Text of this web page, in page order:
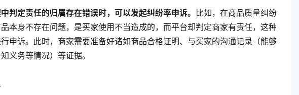
判定责任的归属存在错误时，可以发起纠纷率申诉。 比如，在商品质量纠纷
本身不存在问题，是买家使用不当造成的，而平台却判定商家有责任，这种
申诉。此时，商家需要准备好诸如商品合格证明、与买家的沟通记录（能够
义务等情况）等证据。